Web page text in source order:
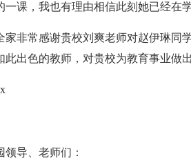
一课，我也有理由相信此刻她已经在
家非常感谢贵校刘爽老师对赵伊琳同
此出色的教师，对贵校为教育事业做
领导、老师们：